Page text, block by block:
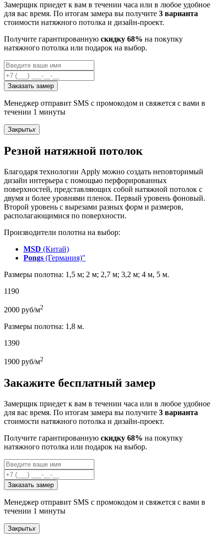
Замерщик приедет к вам в течении часа или в любое удобное
для вас время. По итогам замера вы получите 3 варианта
стоимости натяжного потолка и дизайн-проект.
Получите гарантированную скидку 68% на покупку
натяжного потолка или подарок на выбор.
Заказать замер
Менеджер отправит SMS с промокодом и свяжется с вами в
течении 1 минуты
Закрытьx
Резной натяжной потолок
Благодаря технологии Apply можно создать неповторимый
дизайн интерьера с помощью перфорированных
поверхностей, представляющих собой натяжной потолок с
двумя и более уровнями пленок. Первый уровень фоновый.
Второй уровень с вырезами разных форм и размеров,
располагающимися по поверхности.
Производители полотна на выбор:
MSD (Китай)
Pongs (Германия)"
Размеры полотна: 1,5 м; 2 м; 2,7 м; 3,2 м; 4 м, 5 м.
1190
2000 руб/м2
Размеры полотна: 1,8 м.
1390
1900 руб/м2
Закажите бесплатный замер
Замерщик приедет к вам в течении часа или в любое удобное
для вас время. По итогам замера вы получите 3 варианта
стоимости натяжного потолка и дизайн-проект.
Получите гарантированную скидку 68% на покупку
натяжного потолка или подарок на выбор.
Заказать замер
Менеджер отправит SMS с промокодом и свяжется с вами в
течении 1 минуты
Закрытьx